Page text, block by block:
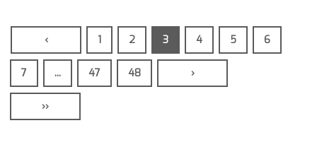
‹ 1 2 3 4 5 6
7 ... 47 48 ›
››